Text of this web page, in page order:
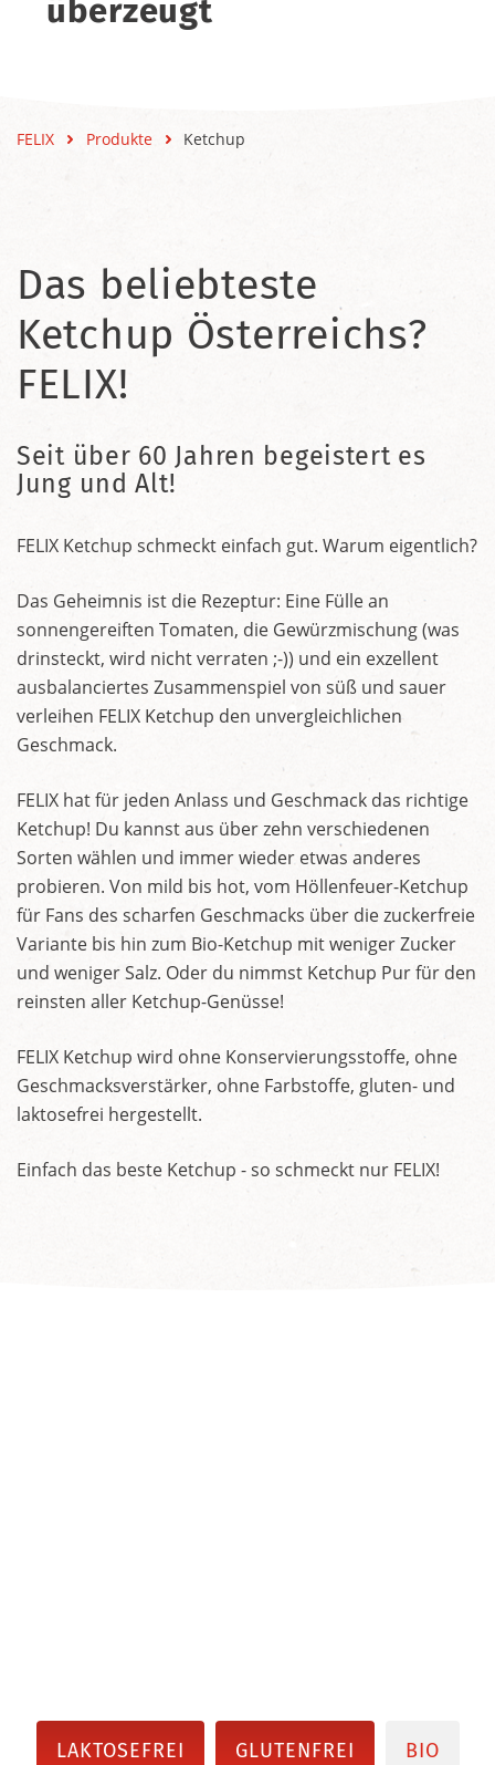
überzeugt
FELIX Produkte Ketchup
Das beliebteste
Ketchup Österreichs?
FELIX!
Seit über 60 Jahren begeistert es
Jung und Alt!
FELIX Ketchup schmeckt einfach gut. Warum eigentlich?
Das Geheimnis ist die Rezeptur: Eine Fülle an
sonnengereiften Tomaten, die Gewürzmischung (was
drinsteckt, wird nicht verraten ;-)) und ein exzellent
ausbalanciertes Zusammenspiel von süß und sauer
verleihen FELIX Ketchup den unvergleichlichen
Geschmack.
FELIX hat für jeden Anlass und Geschmack das richtige
Ketchup! Du kannst aus über zehn verschiedenen
Sorten wählen und immer wieder etwas anderes
probieren. Von mild bis hot, vom Höllenfeuer-Ketchup
für Fans des scharfen Geschmacks über die zuckerfreie
Variante bis hin zum Bio-Ketchup mit weniger Zucker
und weniger Salz. Oder du nimmst Ketchup Pur für den
reinsten aller Ketchup-Genüsse!
FELIX Ketchup wird ohne Konservierungsstoffe, ohne
Geschmacksverstärker, ohne Farbstoffe, gluten- und
laktosefrei hergestellt.
Einfach das beste Ketchup - so schmeckt nur FELIX!
LAKTOSEFREI GLUTENFREI BIO